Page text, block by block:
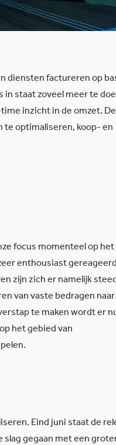
diensten factureren op
in staat zoveel meer te
inzicht in de omzet.
te optimaliseren, koop- en
focus momenteel op
enthousiast
zijn zich er namelijk
van vaste bedragen naar
te maken wordt er
het gebied van
Eind juni staat de
slag gegaan met een